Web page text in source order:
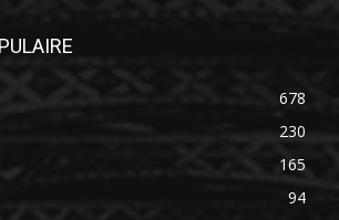
678
230
165
94